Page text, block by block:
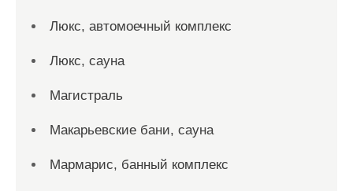
Люкс, автомоечный комплекс
Люкс, сауна
Магистраль
Макарьевские бани, сауна
Мармарис, банный комплекс